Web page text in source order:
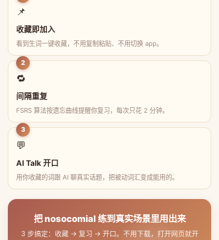
📌
收藏即加入
看到生词一键收藏，不用复制粘贴、不用切换 app。
2
🔁
间隔重复
FSRS 算法按遗忘曲线提醒你复习，每次只花 2 分钟。
3
💬
AI Talk 开口
用你收藏的词跟 AI 聊真实话题，把被动词汇变成能用的。
把 nosocomial 练到真实场景里用出来
3 步搞定：收藏 → 复习 → 开口。不用下载，打开网页就开